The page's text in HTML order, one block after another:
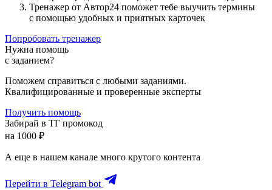
Тренажер от Автор24 поможет тебе выучить термины
с помощью удобных и приятных карточек
Попробовать тренажер
Нужна помощь
с заданием?
Поможем справиться с любыми заданиями.
Квалифицированные и проверенные эксперты
Получить помощь
Забирай в ТГ промокод
на 1000 ₽
А еще в нашем канале много крутого контента
Перейти в Telegram bot